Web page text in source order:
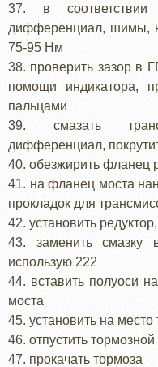
37. в соответствии
дифференциал, шимы,
75-95 Нм
38. проверить зазор в
помощи индикатора,
пальцами
39. смазать
дифференциал,
40. обезжирить фланец
41. на фланец моста
прокладок для
42. установить
43. заменить смазку
использую 222
44. вставить полуоси
моста
45. установить на
46. отпустить
47. прокачать тормоза